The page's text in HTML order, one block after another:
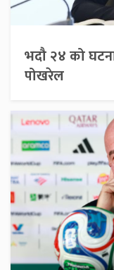
भदौ २४ को
पोखरेल